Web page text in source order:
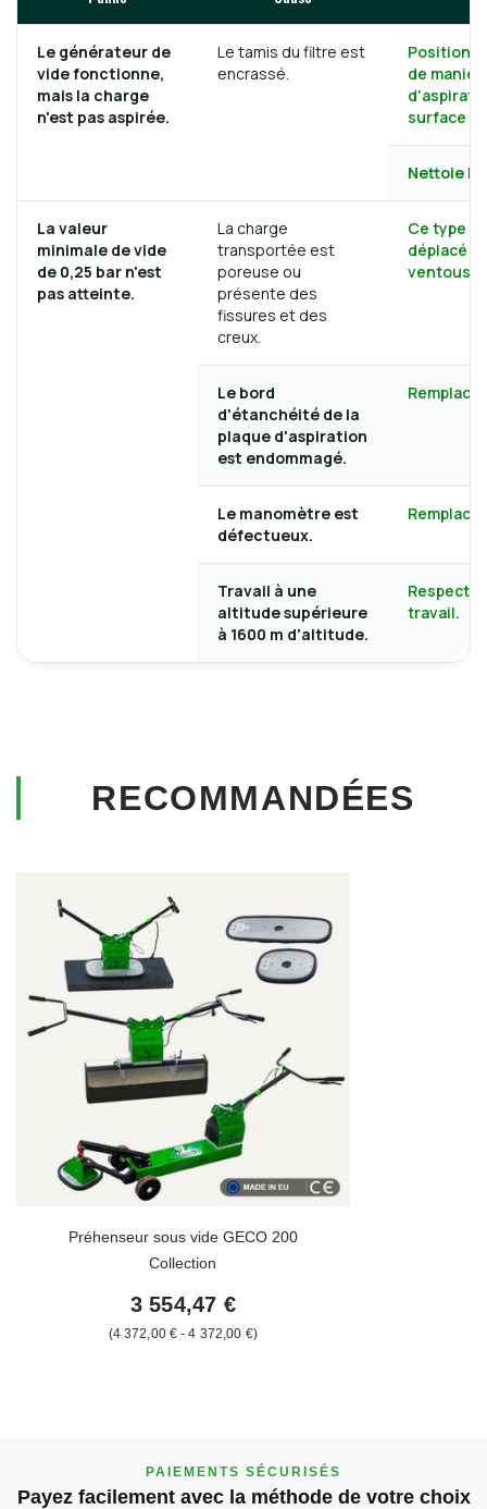
Le générateur de
vide fonctionne,
mais la charge
n'est pas aspirée.
Le tamis du filtre est
encrassé.
de
surface à
Nettoie
La valeur
minimale de vide
de 0,25 bar n'est
pas atteinte.
La charge
transportée est
poreuse ou
présente des
fissures et des
creux.
Ce type
déplacé
ventouse.
Le bord
d'étanchéité de la
plaque d'aspiration
est endommagé.
Le manomètre est
défectueux.
Travail à une
altitude supérieure
à 1600 m d'altitude.
Respecte
travail.
RECOMMANDÉES
Préhenseur sous vide GECO 200
Collection
3 554,47 €
de
4 372,00 € -jusqu'à
4 372,00 €
PAIEMENTS SÉCURISÉS
Payez facilement avec la méthode de votre choix